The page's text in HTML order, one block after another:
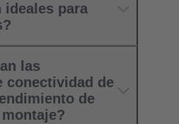
ideales para
las
conectividad de
de